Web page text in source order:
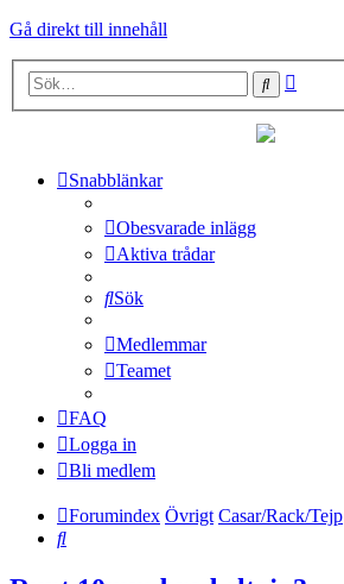
Gå direkt till innehåll
Sök
Snabblänkar
Obesvarade inlägg
Aktiva trådar
Sök
Medlemmar
Teamet
FAQ
Logga in
Bli medlem
Forumindex Övrigt Casar/Rack/Tejp
Sök